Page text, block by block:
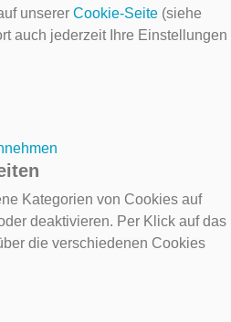
unserer Cookie-Seite (siehe
auch jederzeit Ihre Einstellungen
Kategorien von Cookies auf
deaktivieren. Per Klick auf das
die verschiedenen Cookies